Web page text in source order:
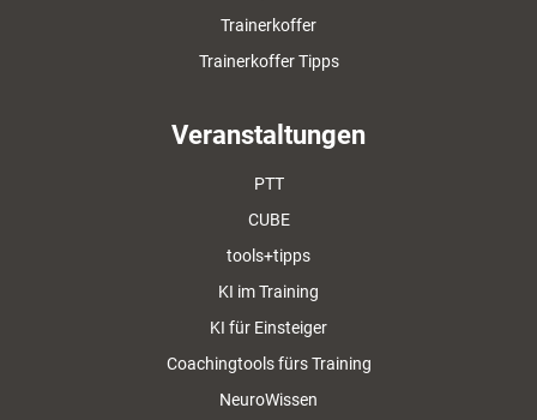
Trainerkoffer
Trainerkoffer Tipps
Veranstaltungen
PTT
CUBE
tools+tipps
KI im Training
KI für Einsteiger
Coachingtools fürs Training
NeuroWissen